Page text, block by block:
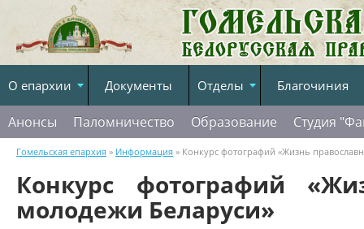
О епархии Документы Отделы Благочиния
Анонсы Паломничество Образование Студия
Гомельская епархия » Информация » Конкурс фотографий «Жизнь
Конкурс фотографий
молодежи Беларуси»